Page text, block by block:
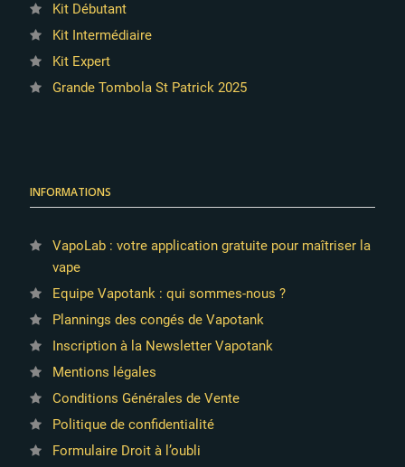
Kit Débutant
Kit Intermédiaire
Kit Expert
Grande Tombola St Patrick 2025
INFORMATIONS
VapoLab : votre application gratuite pour maîtriser la
vape
Equipe Vapotank : qui sommes-nous ?
Plannings des congés de Vapotank
Inscription à la Newsletter Vapotank
Mentions légales
Conditions Générales de Vente
Politique de confidentialité
Formulaire Droit à l’oubli